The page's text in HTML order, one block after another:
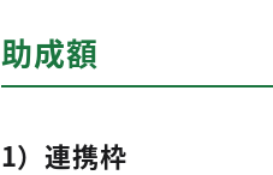
助成額
1）連携枠